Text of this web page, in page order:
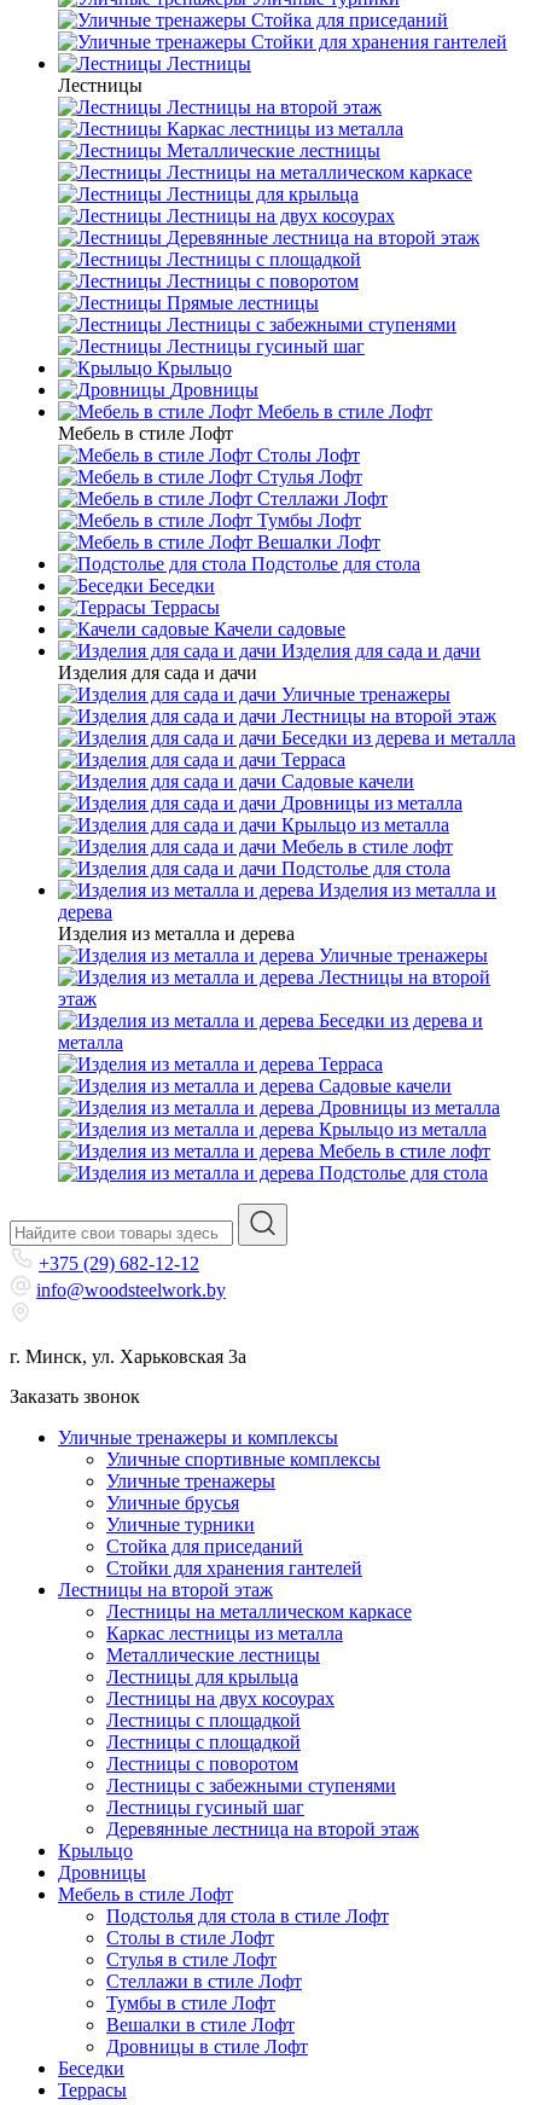
Cтойка для приседаний
Стойки для хранения гантелей
Лестницы
Лестницы
Лестницы на второй этаж
Каркас лестницы из металла
Металлические лестницы
Лестницы на металлическом каркасе
Лестницы для крыльца
Лестницы на двух косоурах
Деревянные лестница на второй этаж
Лестницы с площадкой
Лестницы с поворотом
Прямые лестницы
Лестницы с забежными ступенями
Лестницы гусиный шаг
Крыльцо
Дровницы
Мебель в стиле Лофт
Мебель в стиле Лофт
Столы Лофт
Стулья Лофт
Стеллажи Лофт
Тумбы Лофт
Вешалки Лофт
Подстолье для стола
Беседки
Террасы
Качели садовые
Изделия для сада и дачи
Изделия для сада и дачи
Уличные тренажеры
Лестницы на второй этаж
Беседки из дерева и металла
Терраса
Садовые качели
Дровницы из металла
Крыльцо из металла
Мебель в стиле лофт
Подстолье для стола
Изделия из металла и
дерева
Изделия из металла и дерева
Уличные тренажеры
Лестницы на второй
этаж
Беседки из дерева и
металла
Терраса
Садовые качели
Дровницы из металла
Крыльцо из металла
Мебель в стиле лофт
Подстолье для стола
+375 (29) 682-12-12
info@woodsteelwork.by
г. Минск, ул. Харьковская 3а
Заказать звонок
Уличные тренажеры и комплексы
Уличные спортивные комплексы
Уличные тренажеры
Уличные брусья
Уличные турники
Cтойка для приседаний
Стойки для хранения гантелей
Лестницы на второй этаж
Лестницы на металлическом каркасе
Каркас лестницы из металла
Металлические лестницы
Лестницы для крыльца
Лестницы на двух косоурах
Лестницы с площадкой
Лестницы с площадкой
Лестницы с поворотом
Лестницы с забежными ступенями
Лестницы гусиный шаг
Деревянные лестница на второй этаж
Крыльцо
Дровницы
Мебель в стиле Лофт
Подстолья для стола в стиле Лофт
Столы в стиле Лофт
Стулья в стиле Лофт
Стеллажи в стиле Лофт
Тумбы в стиле Лофт
Вешалки в стиле Лофт
Дровницы в стиле Лофт
Беседки
Террасы